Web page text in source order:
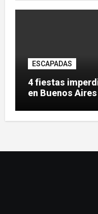
ESCAPADAS
4 fiestas
en Buenos Aires